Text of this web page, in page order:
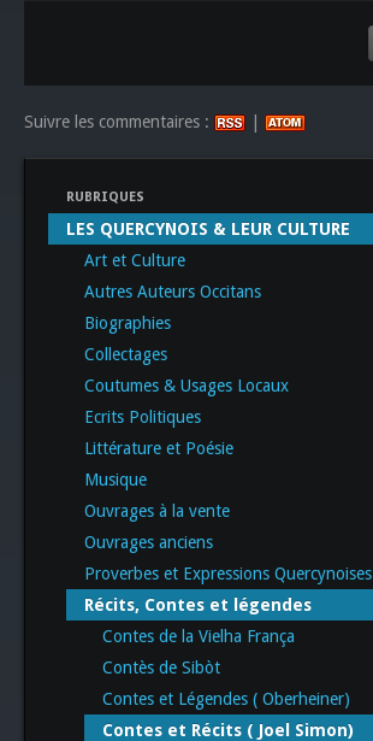
Suivre les commentaires : |
RUBRIQUES
LES QUERCYNOIS & LEUR CULTURE
Art et Culture
Autres Auteurs Occitans
Biographies
Collectages
Coutumes & Usages Locaux
Ecrits Politiques
Littérature et Poésie
Musique
Ouvrages à la vente
Ouvrages anciens
Proverbes et Expressions Quercynoises
Récits, Contes et légendes
Contes de la Vielha França
Contès de Sibòt
Contes et Légendes ( Oberheiner)
Contes et Récits ( Joel Simon)